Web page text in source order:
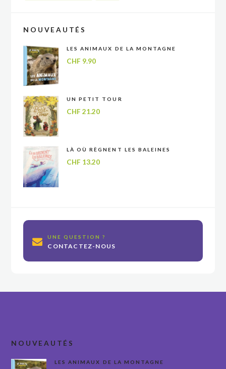
NOUVEAUTÉS
LES ANIMAUX DE LA MONTAGNE
CHF9.90
UN PETIT TOUR
CHF21.20
LÀ OÙ RÈGNENT LES BALEINES
CHF13.20
UNE QUESTION ?
CONTACTEZ-NOUS
NOUVEAUTÉS
LES ANIMAUX DE LA MONTAGNE